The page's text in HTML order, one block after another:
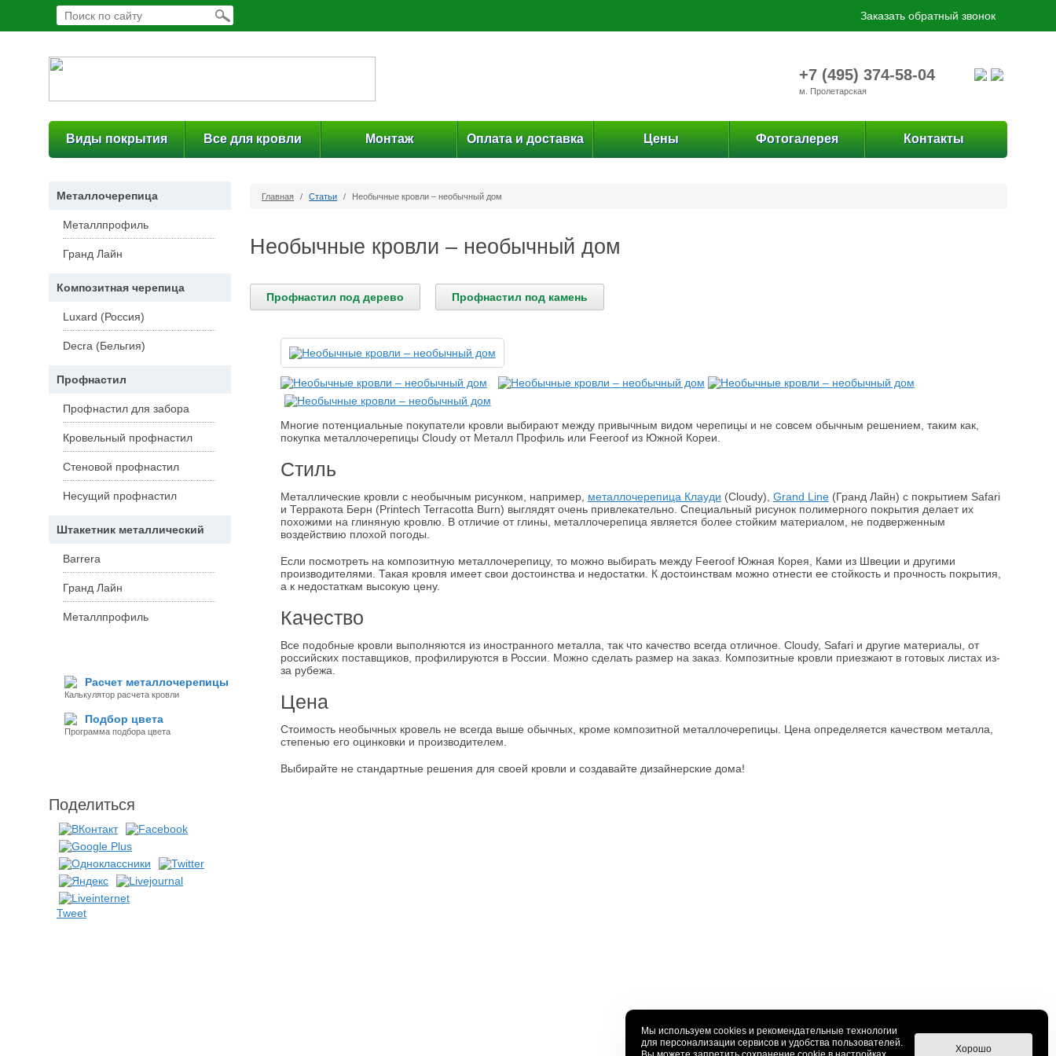
Заказать обратный звонок
+7 (495) 374-58-04
м. Пролетарская
Виды покрытия Все для кровли Монтаж Оплата и доставка Цены Фотогалерея Контакты
Металлочерепица
Металлпрофиль
Гранд Лайн
Композитная черепица
Luxard (Россия)
Decra (Бельгия)
Профнастил
Профнастил для забора
Кровельный профнастил
Стеновой профнастил
Несущий профнастил
Штакетник металлический
Barrera
Гранд Лайн
Металлпрофиль
Расчет металлочерепицы
Калькулятор расчета кровли
Подбор цвета
Программа подбора цвета
Поделиться
Tweet
Главная / Статьи / Необычные кровли – необычный дом
Необычные кровли – необычный дом
Профнастил под дерево Профнастил под камень
Многие потенциальные покупатели кровли выбирают между привычным видом черепицы и не совсем обычным решением, таким как,
покупка металлочерепицы Cloudy от Металл Профиль или Feeroof из Южной Кореи.
Стиль
Металлические кровли с необычным рисунком, например, металлочерепица Клауди (Cloudy), Grand Line(Гранд Лайн) с покрытием Safari
и Терракота Берн (Printech Terracotta Burn) выглядят очень привлекательно. Специальный рисунок полимерного покрытия делает их
похожими на глиняную кровлю. В отличие от глины, металлочерепица является более стойким материалом, не подверженным
воздействию плохой погоды.
Если посмотреть на композитную металлочерепицу, то можно выбирать между Feeroof Южная Корея, Ками из Швеции и другими
производителями. Такая кровля имеет свои достоинства и недостатки. К достоинствам можно отнести ее стойкость и прочность покрытия,
а к недостаткам высокую цену.
Качество
Все подобные кровли выполняются из иностранного металла, так что качество всегда отличное. Cloudy, Safari и другие материалы, от
российских поставщиков, профилируются в России. Можно сделать размер на заказ. Композитные кровли приезжают в готовых листах из-
за рубежа.
Цена
Стоимость необычных кровель не всегда выше обычных, кроме композитной металлочерепицы. Цена определяется качеством металла,
степенью его оцинковки и производителем.
Выбирайте не стандартные решения для своей кровли и создавайте дизайнерские дома!
Мы используем cookies и рекомендательные технологии
для персонализации сервисов и удобства пользователей.
Хорошо